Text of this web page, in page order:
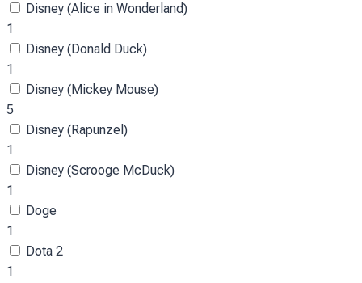
Disney (Alice in Wonderland)
1
Disney (Donald Duck)
1
Disney (Mickey Mouse)
5
Disney (Rapunzel)
1
Disney (Scrooge McDuck)
1
Doge
1
Dota 2
1